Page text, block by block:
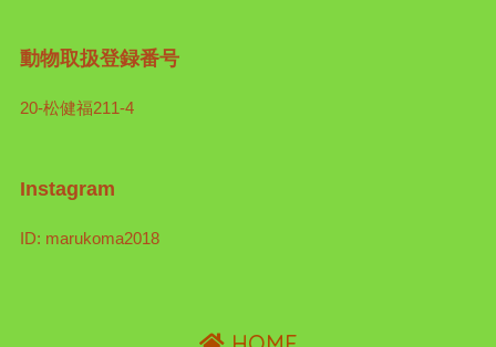
動物取扱登録番号
20-松健福211-4
Instagram
ID: marukoma2018